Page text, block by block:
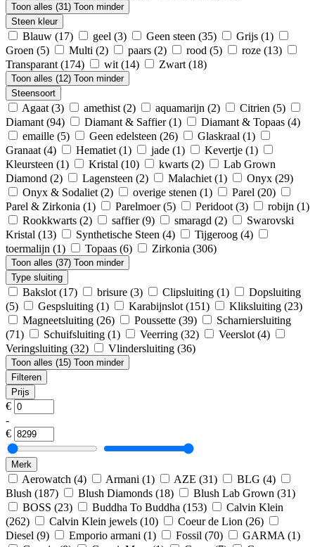
Toon alles (31) Toon minder
Steen kleur
Blauw (17) geel (3) Geen steen (35) Grijs (1)
Groen (5) Multi (2) paars (2) rood (5) roze (13)
Transparant (174) wit (14) Zwart (18)
Toon alles (12) Toon minder
Steensoort
Agaat (3) amethist (2) aquamarijn (2) Citrien (5)
Diamant (94) Diamant & Saffier(1) Diamant & Topaas (4)
emaille (5) Geen edelsteen (26) Glaskraal (1)
Granaat (4) Hematiet (1) jade (1) Kevertje (1)
Kleursteen (1) Kristal (10) kwarts (2)
Lab Grown
Diamond (2) Lagensteen (2) Malachiet (1) Onyx (29)
Onyx & Sodaliet (2) overige stenen (1) Parel (20)
Parel & Zirkonia (1) Parelmoer(5) Peridoot (3) robijn (1)
Rookkwarts (2) saffier(9) smaragd (2)
Swarovski
Kristal (13) Synthetische Steen (4) Tijgeroog (4)
toermalijn (1) Topaas (6) Zirkonia (306)
Toon alles (37) Toon minder
Type sluiting
Bakslot (17) brisure (3) Clipsluiting (1)
Dopsluiting
(5)
Gespsluiting (1) Karabijnslot (151) Kliksluiting (23)
Magneetsluiting (26) Poussette (39)
Scharniersluiting
(71)
Schuifsluiting (1) Veerring (32) Veerslot (4)
Veringsluiting (32) Vlindersluiting (36)
Toon alles (15) Toon minder
Filteren
Prijs
€
-
€
Merk
Aerowatch (4) Armani (1) AZE (31) BLG (4)
Blush (187) Blush Diamonds (18) Blush Lab Grown (31)
BOSS (23) Buddha To Buddha (153)
Calvin Klein
(262)
Calvin Klein jewels (10) Coeur de Lion (26)
Diesel (9) Emporio armani (1) Fossil (70) GARMA (1)